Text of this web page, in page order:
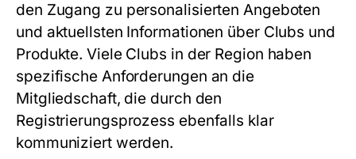
den Zugang zu personalisierten Angeboten
und aktuellsten Informationen über Clubs und
Produkte. Viele Clubs in der Region haben
spezifische Anforderungen an die
Mitgliedschaft, die durch den
Registrierungsprozess ebenfalls klar
kommuniziert werden.